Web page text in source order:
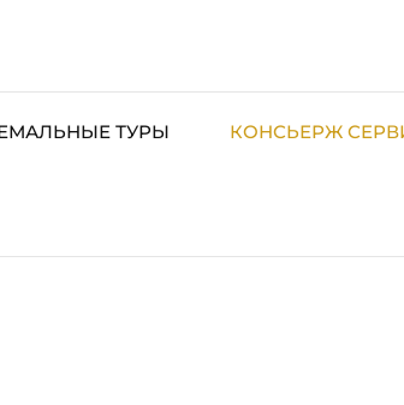
ТУРЫ КОНСЬЕРЖ